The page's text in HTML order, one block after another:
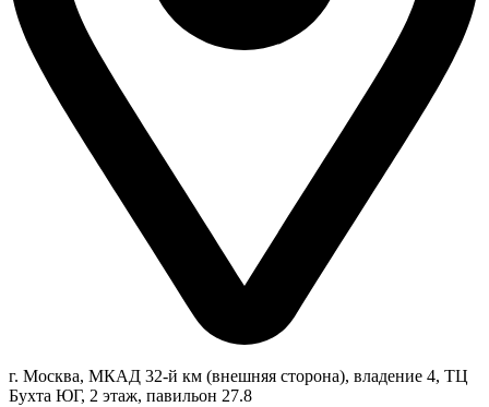
г. Москва, МКАД 32-й км (внешняя сторона), владение 4, ТЦ
Бухта ЮГ, 2 этаж, павильон 27.8